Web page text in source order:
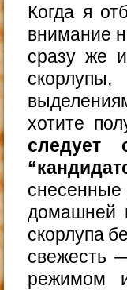
Когда я
внимание
сразу же
хотите
следует
домашней
скорлупа
свежесть
режимом